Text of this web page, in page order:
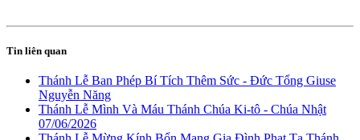
Tin liên quan
Thánh Lễ Ban Phép Bí Tích Thêm Sức - Đức Tổng Giuse
Nguyễn Năng
Thánh Lễ Mình Và Máu Thánh Chúa Ki-tô - Chúa Nhật
07/06/2026